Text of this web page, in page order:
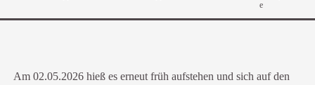
Am 02.05.2026 hieß es erneut früh aufstehen und sich auf den